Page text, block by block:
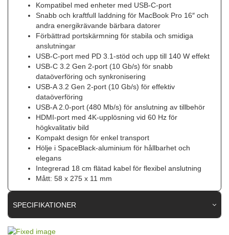
Kompatibel med enheter med USB-C-port
Snabb och kraftfull laddning för MacBook Pro 16″ och
andra energikrävande bärbara datorer
Förbättrad portskärmning för stabila och smidiga
anslutningar
USB-C-port med PD 3.1-stöd och upp till 140 W effekt
USB-C 3.2 Gen 2-port (10 Gb/s) för snabb
dataöverföring och synkronisering
USB-A 3.2 Gen 2-port (10 Gb/s) för effektiv
dataöverföring
USB-A 2.0-port (480 Mb/s) för anslutning av tillbehör
HDMI-port med 4K-upplösning vid 60 Hz för
högkvalitativ bild
Kompakt design för enkel transport
Hölje i SpaceBlack-aluminium för hållbarhet och
elegans
Integrerad 18 cm flätad kabel för flexibel anslutning
Mått: 58 x 275 x 11 mm
SPECIFIKATIONER